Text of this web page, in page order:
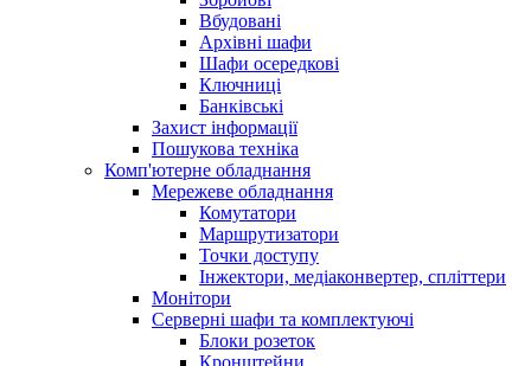
Вбудовані
Архівні шафи
Шафи осередкові
Ключниці
Банківські
Захист інформації
Пошукова техніка
Комп'ютерне обладнання
Мережеве обладнання
Комутатори
Маршрутизатори
Точки доступу
Інжектори, медіаконвертер, спліттери
Монітори
Серверні шафи та комплектуючі
Блоки розеток
Кронштейни